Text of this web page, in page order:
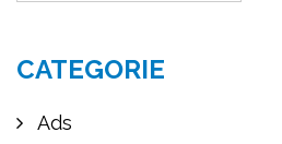
CATEGORIE
Ads